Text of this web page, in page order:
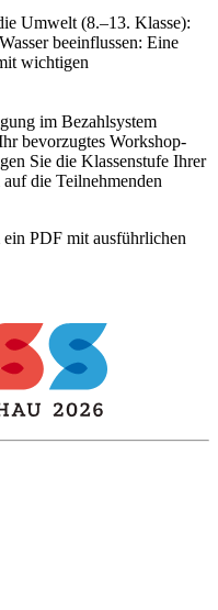
Umwelt (8.–13. Klasse):
beeinflussen: Eine
wichtigen
im Bezahlsystem
bevorzugtes Workshop-
Sie die Klassenstufe Ihrer
die Teilnehmenden
PDF mit ausführlichen